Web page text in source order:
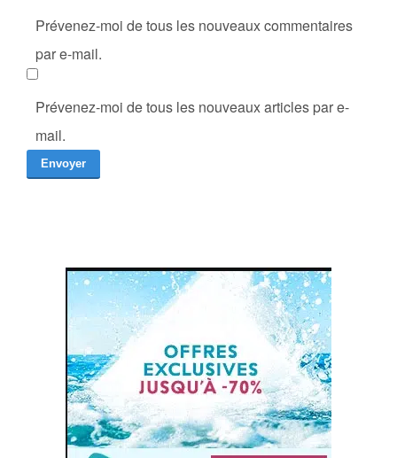
Prévenez-moi de tous les nouveaux commentaires
par e-mail.
Prévenez-moi de tous les nouveaux articles par e-
mail.